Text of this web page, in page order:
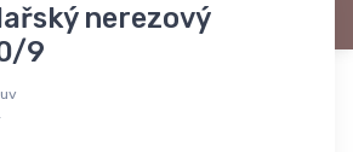
nerezový
9